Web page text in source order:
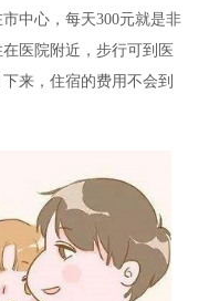
中心，每天300元就是非
医院附近，步行可到医
来，住宿的费用不会到